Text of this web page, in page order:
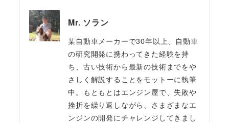
Mr. ソラン
某自動車メーカーで30年以上、自動車
の研究開発に携わってきた経験を持
ち、古い技術から最新の技術までをや
さしく解説することをモットーに執筆
中。もともとはエンジン屋で、失敗や
挫折を繰り返しながら、さまざまなエ
ンジンの開発にチャレンジしてきまし